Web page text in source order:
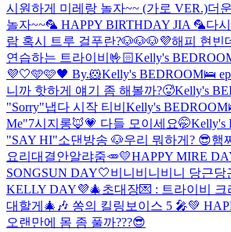
시원하게 미레랑 놀자~~ (가로 VER.)더
놀자~~🦜 HAPPY BIRTHDAY JIA 🦜다
람 혹시 트루 걸푸란?🐶🐶🐶💜해피 현빈
연습하는 트라이비🤟🏻Kelly's
💜🤍🩵🩷🖤 By.🐹Kelly's BEDROOM🛌
니까 핫하게 얘기 좀 해볼까?🥵Kelly's
"Sorry"냅다 시작 티비 Kelly's
Me"7시지롱🦊💗 다들 모이세요🤭Kelly's
"SAY HI"소댄방송 🐶우리 뭐하게? 😎햄
요리대결안알랴줌🥕💛HAPPY MIRE
SONGSUN DAY🤍비니비니비니 당근당
KELLY DAY💜🎄초대장💌 : 트라이비
대할게🎄 🎶 쏭의 킬링보이스 5 🎤💚
오랜만에 몸 좀 풀까???😎